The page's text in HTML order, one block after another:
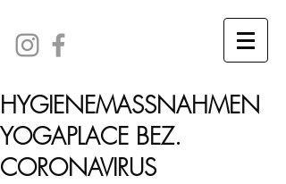
HYGIENEMASSNAHMEN
YOGAPLACE BEZ.
CORONAVIRUS